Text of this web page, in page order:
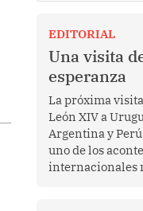
EDITORIAL
Una visita
esperanza
La próxima
León XIV a
Argentina y
uno de los
internacionales